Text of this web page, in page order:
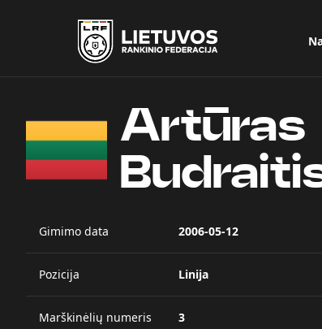
Artūras
Gimimo data 2006-05-12
Pozicija Linija
Marškinėlių numeris 3